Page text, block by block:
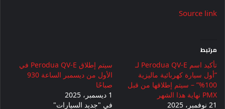
Source link
مرتبط
تأكيد اسم Perodua QV-E لـ
“أول سيارة كهربائية ماليزية
100%” – سيتم إطلاقها من قبل
PMX نهاية هذا الشهر
21 نوفمبر، 2025
سيتم إطلاق Perodua QV-E في
الأول من ديسمبر الساعة 930
صباحًا
1 ديسمبر، 2025
في "جديد السيارات"